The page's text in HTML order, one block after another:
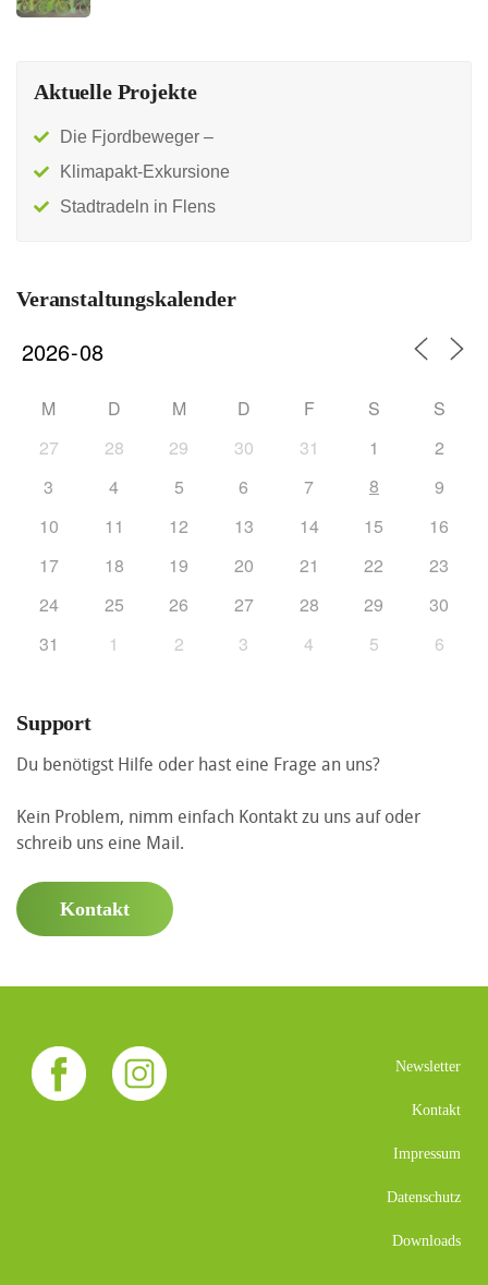
Aktuelle Projekte
Die Fjordbeweger –
Klimapakt-Exkursione
Stadtradeln in Flens
Veranstaltungskalender
M D M D F S
S
27
28 29 30 31 1
2
3
4 5 6 7 8
9
10
11 12 13 14 15
16
17
18 19 20 21 22
23
24
25 26 27 28 29
30
31
1 2 3 4 5 6
Support
Du benötigst Hilfe oder hast eine Frage an uns?
Kein Problem, nimm einfach Kontakt zu uns auf oder
schreib uns eine Mail.
Kontakt
Newsletter
Kontakt
Impressum
Datenschutz
Downloads